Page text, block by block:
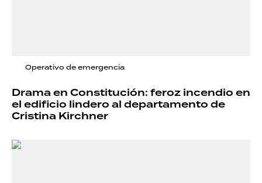
Operativo de emergencia
Drama en Constitución: feroz incendio en
el edificio lindero al departamento de
Cristina Kirchner